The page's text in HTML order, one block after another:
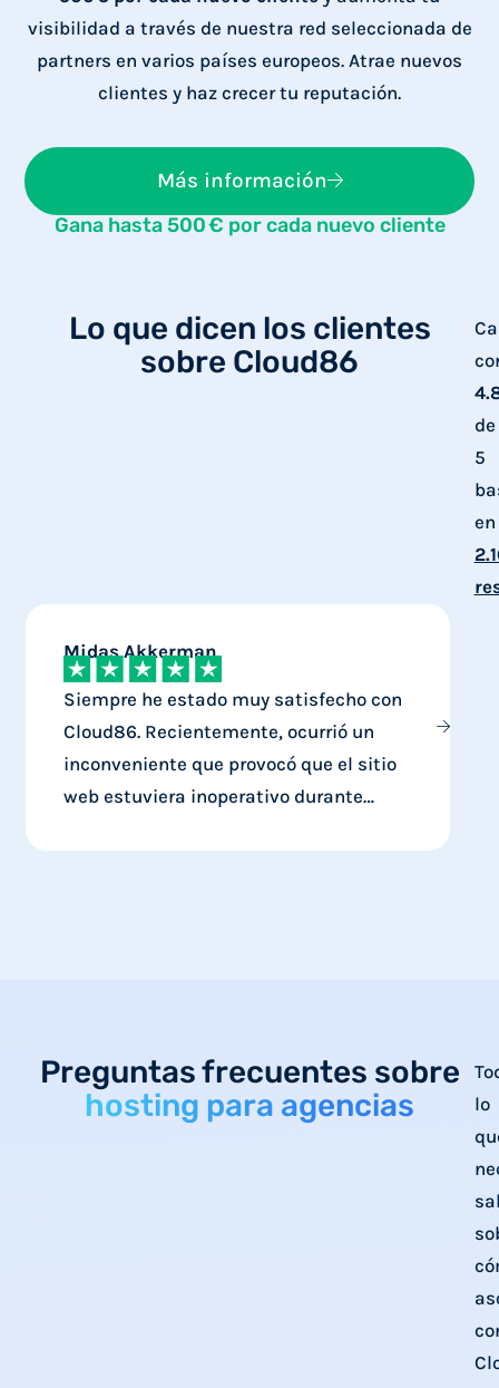
visibilidad a través de nuestra red seleccionada de
partners en varios países europeos. Atrae nuevos
clientes y haz crecer tu reputación.
Más información
Gana hasta 500 € por cada nuevo cliente
Lo que dicen los clientes
sobre Cloud86
de
5
en
Midas Akkerman
Siempre he estado muy satisfecho con
Cloud86. Recientemente, ocurrió un
inconveniente que provocó que el sitio
web estuviera inoperativo durante
Preguntas frecuentes sobre
hosting para agencias
lo